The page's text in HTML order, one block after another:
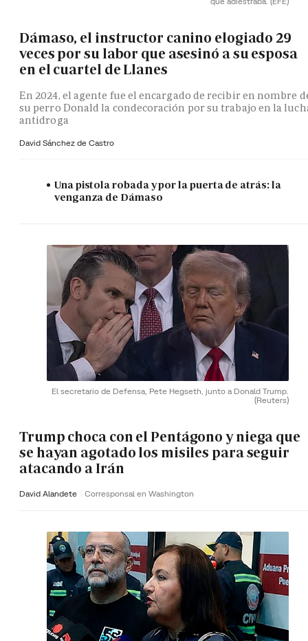
Dámaso, el instructor canino elogiado 29
veces por su labor que asesinó a su esposa
en el cuartel de Llanes
En 2024, el agente fue el encargado de recibir en nombre
su perro Donald la condecoración por su trabajo en la
antidroga
David Sánchez de Castro
Una pistola robada y por la puerta de atrás: la
venganza de Dámaso
El secretario de Defensa, Pete Hegseth, junto a Donald Trump.
(Reuters)
Trump choca con el Pentágono y niega que
se hayan agotado los misiles para seguir
atacando a Irán
David Alandete Corresponsal en Washington